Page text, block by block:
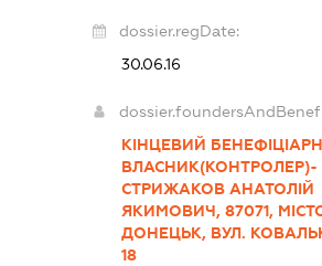
dossier.regDate:
30.06.16
КІНЦЕВИЙ
ВЛАСНИК(КОНТРОЛЕР)-
СТРИЖАКОВ АНАТОЛІЙ
ЯКИМОВИЧ, 87071,
ДОНЕЦЬК, ВУЛ.
18